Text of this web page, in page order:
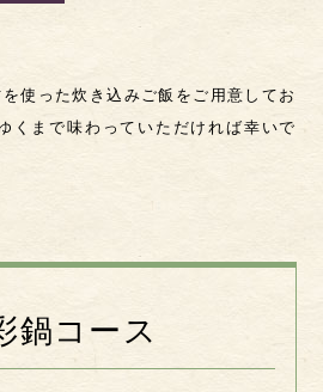
使った炊き込みご飯をご用意してお
くまで味わっていただければ幸いで
鍋コース